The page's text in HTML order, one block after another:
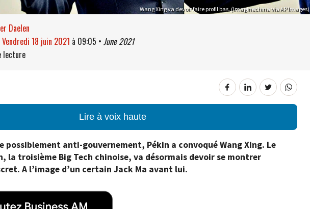
Wang Xing va devoir faire profil bas. (Imaginechina via AP Images)
Daelen
vendredi 18 juin 2021 à 09:05 • June 2021
lecture
Lire à voix haute
possiblement anti-gouvernement, Pékin a convoqué Wang Xing. Le
la troisième Big Tech chinoise, va désormais devoir se montrer
A l’image d’un certain Jack Ma avant lui.